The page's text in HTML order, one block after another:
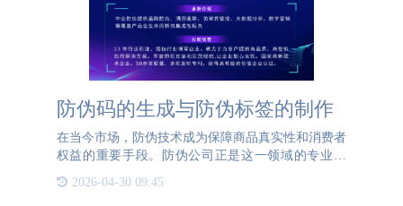
防伪码的生成与防伪标签的制作
在当今市场，防伪技术成为保障商品真实性和消费者
权益的重要手段。防伪公司正是这一领域的专业机
防伪标签，为消费者提供辨别真伪的便捷工具。防伪
2026-04-30 09:45